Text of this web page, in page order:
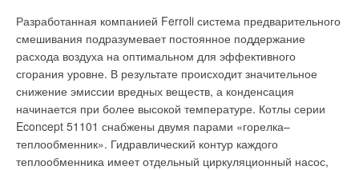
Разработанная компанией Ferroli система предварительного
смешивания подразумевает постоянное поддержание
расхода воздуха на оптимальном для эффективного
сгорания уровне. В результате происходит значительное
снижение эмиссии вредных веществ, а конденсация
начинается при более высокой температуре. Котлы серии
Econcept 51101 снабжены двумя парами «горелка–
теплообменник». Гидравлический контур каждого
теплообменника имеет отдельный циркуляционный насос,